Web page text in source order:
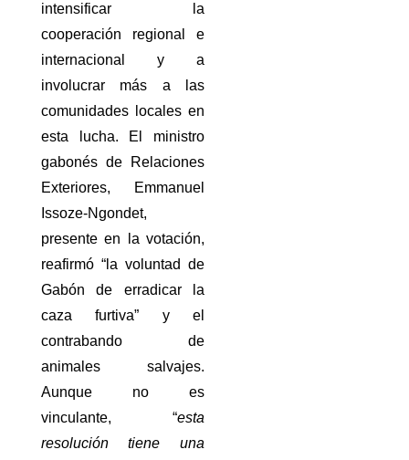
intensificar la
cooperación regional e
internacional y a
involucrar más a las
comunidades locales en
esta lucha. El ministro
gabonés de Relaciones
Exteriores, Emmanuel
Issoze-Ngondet,
presente en la votación,
reafirmó “la voluntad de
Gabón de erradicar la
caza furtiva” y el
contrabando de
animales salvajes.
Aunque no es
vinculante, “esta
resolución tiene una